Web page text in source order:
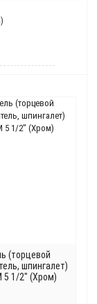
(торцевой
шпингалет)
5 1/2" (Хром)